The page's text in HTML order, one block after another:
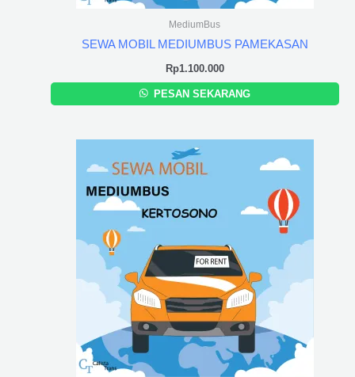
MediumBus
SEWA MOBIL MEDIUMBUS PAMEKASAN
Rp1.100.000
PESAN SEKARANG